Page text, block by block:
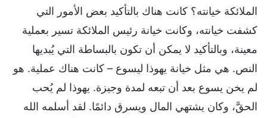
الملائكة خيانته؟ كانت هناك بالتأكيد بعض الأمور التي
كشفت خيانته، وكانت خيانة رئيس الملائكة تسير بعملية
معينة، وبالتأكيد لا يمكن أن تكون بالبساطة التي يُبديها
النص. هي مثل خيانة يهوذا ليسوع – كانت هناك عملية. هو
لم يخن يسوع بعد أن تبعه لمدة وجيزة. يهوذا لم يُحب
الحقَّ، وكان يشتهي المال ويسرق دائمًا. لقد أسلمه الله